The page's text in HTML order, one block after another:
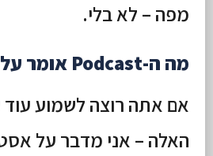
מפה – לא בלי.
מה ה-Podcast אומר על זה
אם אתה רוצה לשמוע עוד
האלה – אני מדבר על